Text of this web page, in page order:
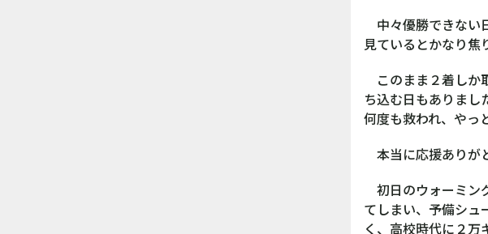
中々優勝できない
見ているとかなり焦
このまま２着しか
ち込む日もありまし
何度も救われ、やっ
本当に応援ありが
初日のウォーミン
てしまい、予備シュ
く、高校時代に２万